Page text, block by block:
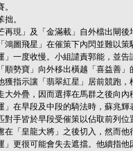
拙。
再現」及「金滿載」自外檔出閘
鴻圖飛星」在催策下內閃並難以
」一度收慢。小組譴責郭能，並
順勢寶」向外移出橫越「喜益善」
獲指示讓「翡翠紅星」居前競跑
大外疊，因而選擇在馬群之後向
」在早段及中段的騎法時，蘇兆
對手皆於早段受催策以佔取前列
在「皇龍大將」之後切入，然而
」更很可能會失去遮擋。他續指